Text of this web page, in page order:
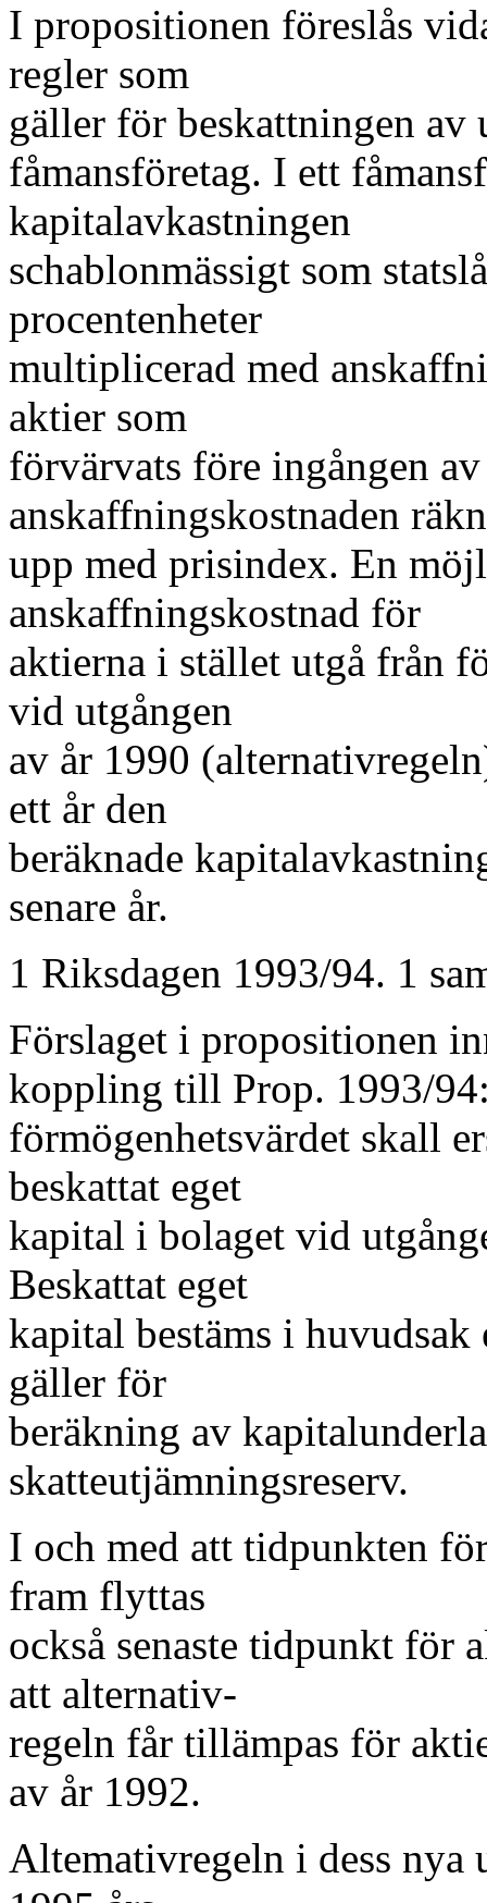
I propositionen föreslås
regler som
gäller för beskattningen
fåmansföretag. I ett
kapitalavkastningen
schablonmässigt som
procentenheter
multiplicerad med
aktier som
förvärvats före ingången
anskaffningskostnaden
upp med prisindex. En
anskaffningskostnad för
aktierna i stället utgå från
vid utgången
av år 1990
ett år den
beräknade
senare år.
1 Riksdagen 1993/94. 1
Förslaget i propositionen
koppling till Prop. 1993/
förmögenhetsvärdet skall
beskattat eget
kapital i bolaget vid
Beskattat eget
kapital bestäms i huvudsak
gäller för
beräkning av
skatteutjämningsreserv.
I och med att tidpunkten
fram flyttas
också senaste tidpunkt för
att alternativ-
regeln får tillämpas för
av år 1992.
Altemativregeln i dess